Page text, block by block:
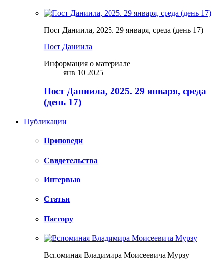
Пост Даниила, 2025. 29 января, среда (день 17)
Пост Даниила
Информация о материале
янв 10 2025
Пост Даниила, 2025. 29 января, среда
(день 17)
Публикации
Проповеди
Свидетельства
Интервью
Статьи
Пастору
Вспоминая Владимира Моисеевича Мурзу